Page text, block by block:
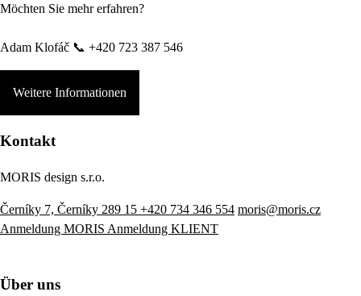
Möchten Sie mehr erfahren?
Adam Klofáč 📞 +420 723 387 546
Weitere Informationen
Kontakt
MORIS design s.r.o.
Černíky 7, Černíky 289 15 +420 734 346 554 moris@moris.cz
Anmeldung MORIS Anmeldung KLIENT
Über uns